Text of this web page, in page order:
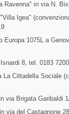
Ravenna" in via N.
Igea"
Europa 1075L a
8, tel. 0183
La Cittadella Sociale
via Brigata Garibaldi
via del Castagnone